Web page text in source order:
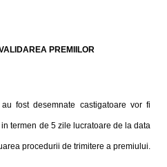
PREMIILOR
fost desemnate castigatoare vor fi
in termen de 5 zile lucratoare de la data
procedurii de trimitere a premiului.